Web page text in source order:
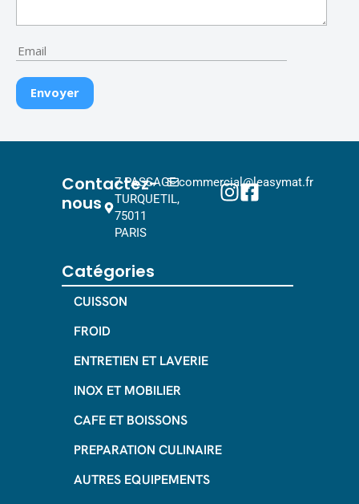
Contactez-
nous
7 PASSAGE
TURQUETIL,
75011
PARIS
commercial@leasymat.fr
Catégories
CUISSON
FROID
ENTRETIEN ET LAVERIE
INOX ET MOBILIER
CAFE ET BOISSONS
PREPARATION CULINAIRE
AUTRES EQUIPEMENTS